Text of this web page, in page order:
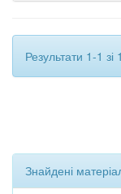
Результати 1-1
Знайдені